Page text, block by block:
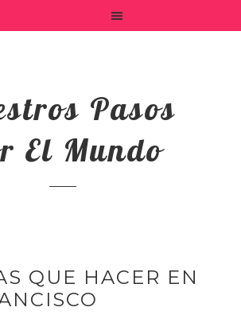
Pasos
El Mundo
QUE HACER EN